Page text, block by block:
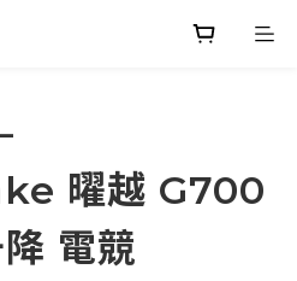
曜越 G700
電競